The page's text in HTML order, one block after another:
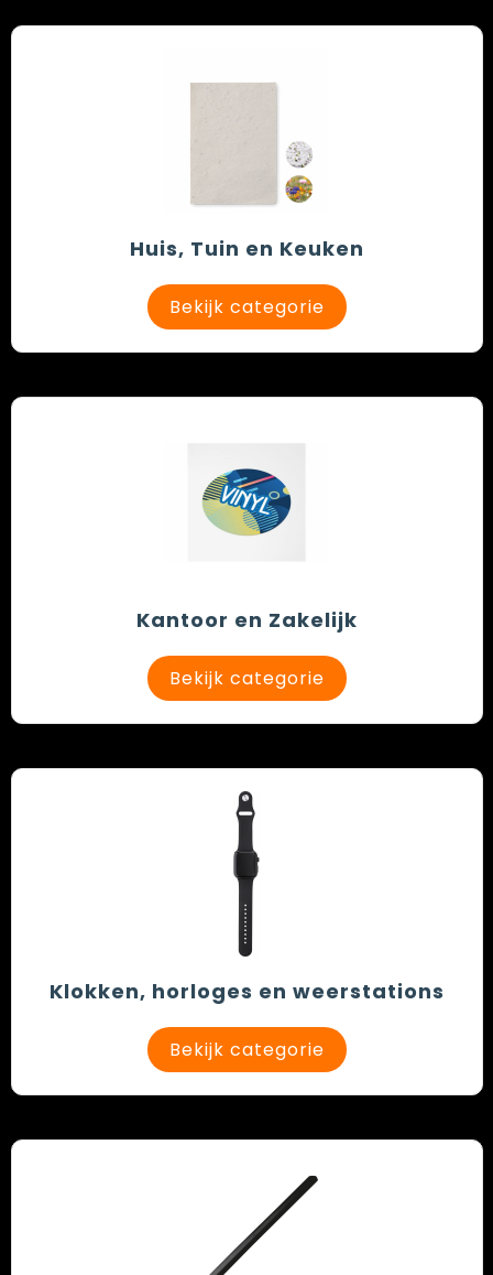
Huis, Tuin en Keuken
Bekijk categorie
Kantoor en Zakelijk
Bekijk categorie
Klokken, horloges en weerstations
Bekijk categorie